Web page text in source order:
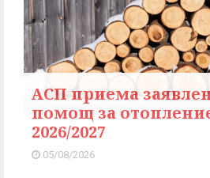
АСП приема
помощ за
2026/2027
05/08/2026